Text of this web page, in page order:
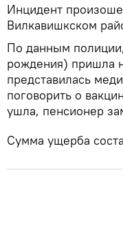
Инцидент
Вилкавишкском
По данным
рождения) пришла
представилась
поговорить о
ушла, пенсионер
Сумма ущерба